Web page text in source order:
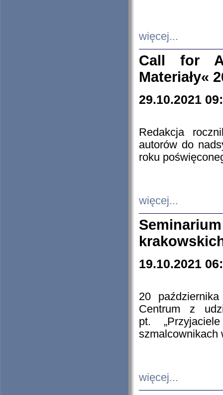
więcej...
Call for
Materiały«
29.10.2021
Redakcja
autorów do
roku
więcej...
19.10.2021
20
Centrum z
pt.
szmalcownikach
więcej...